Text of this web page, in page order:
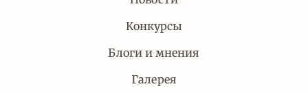
Конкурсы
Блоги и мнения
Галерея